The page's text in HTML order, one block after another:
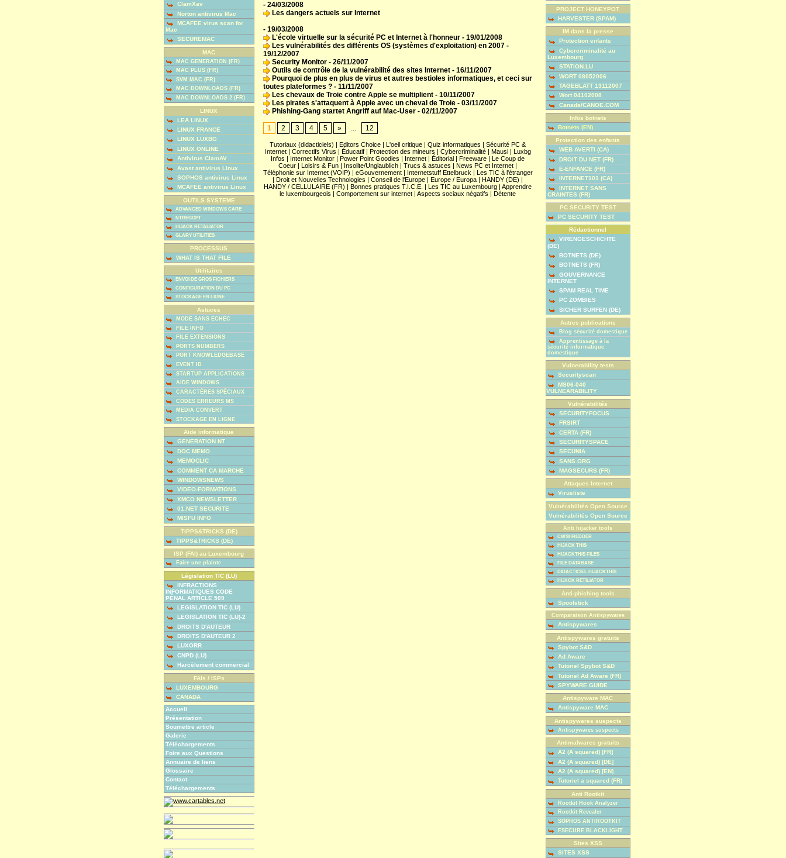
ClamXav
Norton antivirus Mac
MCAFEE virus scan for
Mac
SECUREMAC
MAC
MAC GENERATION (FR)
MAC PLUS (FR)
SVM MAC (FR)
MAC DOWNLOADS (FR)
MAC DOWNLOADS 2 (FR)
LINUX
LEA LINUX
LINUX FRANCE
LINUX LUXBG
LINUX ONLINE
Antivirus ClamAV
Avast antivirus Linux
SOPHOS antivirus Linux
MCAFEE antivirus Linux
OUTILS SYSTEME
ADVANCED WINDOWS CARE
NTREGOPT
HIJACK RETALIATOR
GLARY UTILITIES
PROCESSUS
WHAT IS THAT FILE
Utilitaires
ENVOI DE GROS FICHIERS
CONFIGURATION DU PC
STOCKAGE EN LIGNE
Astuces
MODE SANS ECHEC
FILE INFO
FILE EXTENSIONS
PORTS NUMBERS
PORT KNOWLEDGEBASE
EVENT ID
STARTUP APPLICATIONS
AIDE WINDOWS
CARACTÈRES SPÉCIAUX
CODES ERREURS MS
MEDIA CONVERT
STOCKAGE EN LIGNE
Aide informatique
GENERATION NT
DOC MEMO
MEMOCLIC
COMMENT CA MARCHE
WINDOWSNEWS
VIDEO-FORMATIONS
XMCO NEWSLETTER
01.NET SECURITE
MISFU INFO
TIPPS&TRICKS (DE)
TIPPS&TRICKS (DE)
ISP (FAI) au Luxembourg
Faire une plainte
Législation TIC (LU)
INFRACTIONS
INFORMATIQUES CODE
PÉNAL ARTICLE 509
LEGISLATION TIC (LU)
LEGISLATION TIC (LU)-2
DROITS D'AUTEUR
DROITS D'AUTEUR 2
LUXORR
CNPD (LU)
Harcèlement commercial
FAIs / ISPs
LUXEMBOURG
CANADA
Accueil
Présentation
Soumettre article
Galerie
Téléchargements
Foire aux Questions
Annuaire de liens
Glossaire
Contact
Téléchargements
- 24/03/2008
Les dangers actuels sur Internet
- 19/03/2008
L'école virtuelle sur la sécurité PC et Internet à l'honneur - 19/01/2008
Les vulnérabilités des différents OS (systèmes d'exploitation) en 2007 -
19/12/2007
Security Monitor - 26/11/2007
Outils de contrôle de la vulnérabilité des sites Internet - 16/11/2007
Pourquoi de plus en plus de virus et autres bestioles informatiques, et ceci sur
toutes plateformes ? - 11/11/2007
Les chevaux de Troie contre Apple se multiplient - 10/11/2007
Les pirates s'attaquent à Apple avec un cheval de Troie - 03/11/2007
Phishing-Gang startet Angriff auf Mac-User - 02/11/2007
1 2 3 4 5 » ... 12
Tutoriaux (didacticiels) | Editors Choice | L'oeil critique | Quiz informatiques | Sécurité PC &
Internet | Correctifs Virus | Éducatif | Protection des mineurs | Cybercriminalité | Mausi | Luxbg
Infos | Internet Monitor | Power Point Goodies | Internet | Éditorial | Freeware | Le Coup de
Coeur | Loisirs & Fun | Insolite/Unglaublich | Trucs & astuces | News PC et Internet |
Téléphonie sur Internet (VOIP) | eGouvernement | Internetstuff Ettelbruck | Les TIC à l'étranger
| Droit et Nouvelles Technologies | Conseil de l'Europe | Europe / Europa | HANDY (DE) |
HANDY / CELLULAIRE (FR) | Bonnes pratiques T.I.C.E. | Les TIC au Luxembourg | Apprendre
le luxembourgeois | Comportement sur internet | Aspects sociaux négatifs | Détente
PROJECT HONEYPOT
HARVESTER (SPAM)
IM dans la presse
Protection enfants
Cybercriminalité au
Luxembourg
STATION.LU
WORT 08052006
TAGEBLATT 13112007
Wort 04102008
Canada/CANOE.COM
Infos botnets
Botnets (EN)
Protection des enfants
WEB AVERTI (CA)
DROIT DU NET (FR)
E-ENFANCE (FR)
INTERNET101 (CA)
INTERNET SANS
CRAINTES (FR)
PC SECURITY TEST
PC SECURITY TEST
Rédactionnel
VIRENGESCHICHTE
(DE)
BOTNETS (DE)
BOTNETS (FR)
GOUVERNANCE
INTERNET
SPAM REAL TIME
PC ZOMBIES
SICHER SURFEN (DE)
Autres publications
Blog sécurité domestique
Apprentissage à la
sécurité informatique
domestique
Vulnerability tests
Securityscan
MS06-040
VULNEARABILITY
Vulnérabilités
SECURITYFOCUS
FRSIRT
CERTA (FR)
SECURITYSPACE
SECUNIA
SANS.ORG
MAGSECURS (FR)
Attaques Internet
Virusliste
Vulnérabilités Open Source
Vulnérabilités Open Source
Anti hijacker tools
CWSHREDDER
HIJACK THIS
HIJACKTHIS FILES
FILE DATABASE
DIDACTICIEL HIJACKTHIS
HIJACK RETILIATOR
Anti-phishing tools
Spoofstick
Comparaison Antispywares
Antispywares
Antispywares gratuits
Spybot S&D
Ad Aware
Tutoriel Spybot S&D
Tutoriel Ad Aware (FR)
SPYWARE GUIDE
Antispyware MAC
Antispyware MAC
Antispywares suspects
Antispywares suspects
Antimalwares gratuits
A2 (A squared) [FR]
A2 (A squared) [DE]
A2 (A squared) [EN]
Tutoriel a squared (FR)
Anti Rootkit
Rootkit Hook Analyzer
Rootkit Revealer
SOPHOS ANTIROOTKIT
FSECURE BLACKLIGHT
Sites XSS
SITES XSS